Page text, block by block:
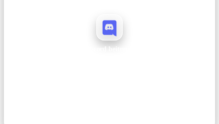
Discord beitreten